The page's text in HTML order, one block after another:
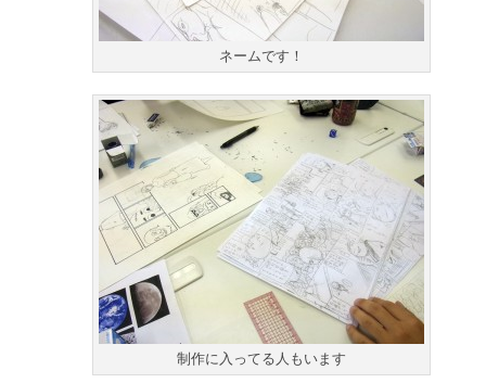
ネームです！
制作に入ってる人もいます